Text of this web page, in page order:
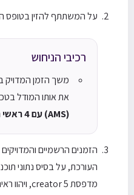
על המשתתף להזין בטופס
רכיבי הניחוש
משך הזמן המדויק
את אותו המודל
(AMS) עם 4 ראשי הדפסה
הזמנים הרשמיים
העורכת, על בסיס נתוני
מדפסת creator 5, ויהוו ראיה חלוטה וסופית למשך ההדפסה.